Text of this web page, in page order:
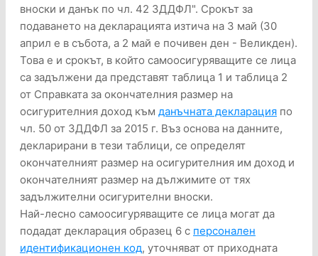
вноски и данък по чл. 42 ЗДДФЛ". Срокът за
подаването на декларацията изтича на 3 май (30
април е в събота, а 2 май е почивен ден - Великден).
Това е и срокът, в който самоосигуряващите се лица
са задължени да представят таблица 1 и таблица 2
от Справката за окончателния размер на
осигурителния доход към данъчната декларация по
чл. 50 от ЗДДФЛ за 2015 г. Въз основа на данните,
декларирани в тези таблици, се определят
окончателният размер на осигурителния им доход и
окончателният размер на дължимите от тях
задължителни осигурителни вноски.
Най-лесно самоосигуряващите се лица могат да
подадат декларация образец 6 с персонален
идентификационен код, уточняват от приходната